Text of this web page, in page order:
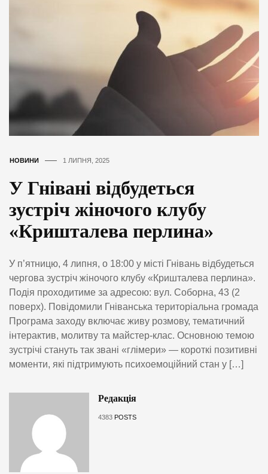
НОВИНИ 1 ЛИПНЯ, 2025
У Гнівані відбудеться
зустріч жіночого клубу
«Кришталева перлина»
У п’ятницю, 4 липня, о 18:00 у місті Гнівань відбудеться
чергова зустріч жіночого клубу «Кришталева перлина».
Подія проходитиме за адресою: вул. Соборна, 43 (2
поверх). Повідомили Гніванська територіальна громада
Програма заходу включає живу розмову, тематичний
інтерактив, молитву та майстер-клас. Основною темою
зустрічі стануть так звані «глімери» — короткі позитивні
моменти, які підтримують психоемоційний стан у […]
Редакція
4383 POSTS